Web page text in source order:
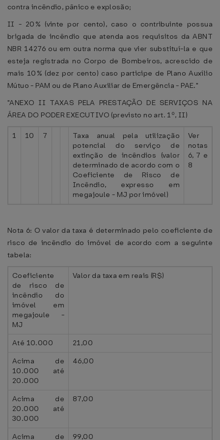
contra incêndio, pânico e explosão;
II - 20% (vinte por cento), caso o contribuinte possua
brigada de incêndio que atenda aos requisitos da ABNT
NBR 14276 ou em outra norma que vier substituí-la e que
esteja registrada no Corpo de Bombeiros, acrescido de
mais 10% (dez por cento) caso participe de Plano Auxílio
Mútuo - PAM ou de Plano Auxiliar de Emergência - PAE."
"ANEXO II TAXAS PELA PRESTAÇÃO DE SERVIÇOS NA
ÁREA DO PODER EXECUTIVO (previsto no art. 1º, II)
1 10 7
Taxa anual pela utilização
potencial do serviço de
extinção de incêndios (valor
determinado de acordo com o
Coeficiente de Risco de
Incêndio, expresso em
megajoule - MJ por imóvel)
Ver
notas
6, 7 e
8
Nota 6: O valor da taxa é determinado pelo coeficiente de
risco de incêndio do imóvel de acordo com a seguinte
tabela:
Coeficiente
de risco de
incêndio do
imóvel em
megajoule -
MJ
Valor da taxa em reais (R$)
Até 10.000
21,00
Acima de
10.000 até
20.000
46,00
Acima de
20.000 até
30.000
87,00
Acima de
99,00